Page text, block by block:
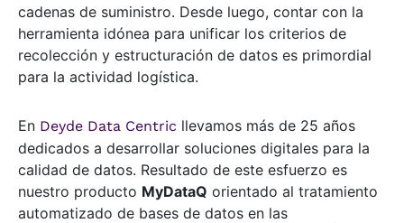
cadenas de suministro. Desde luego, contar con la
herramienta idónea para unificar los criterios de
recolección y estructuración de datos es primordial
para la actividad logística.
En Deyde Data Centric llevamos más de 25 años
dedicados a desarrollar soluciones digitales para la
calidad de datos. Resultado de este esfuerzo es
nuestro producto MyDataQ orientado al tratamiento
automatizado de bases de datos en las